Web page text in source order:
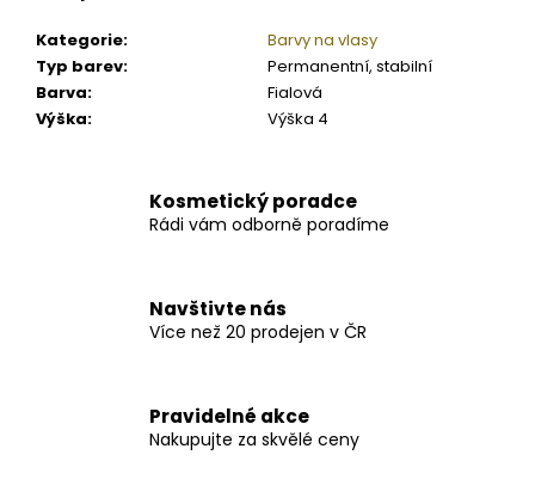
Kategorie:
Barvy na vlasy
Typ barev:
Permanentní, stabilní
Barva:
Fialová
Výška: Výška 4
Kosmetický poradce
Rádi vám odborně poradíme
Navštivte nás
Více než 20 prodejen v ČR
Pravidelné akce
Nakupujte za skvělé ceny
Kč